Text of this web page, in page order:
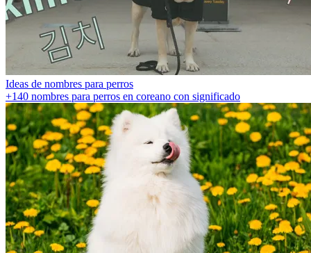
Ideas de nombres para perros
+140 nombres para perros en coreano con significado